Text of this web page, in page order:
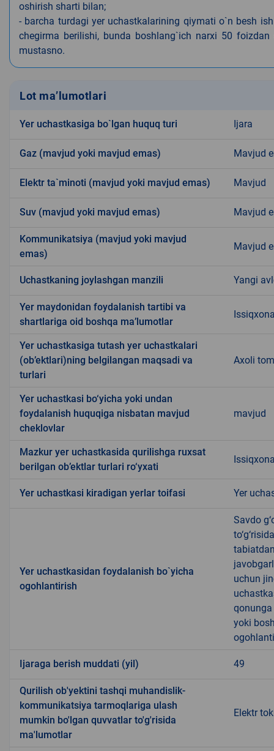
oshirish sharti bilan;
- barcha turdagi yer uchastkalarining qiymati o`n besh
chegirma berilishi, bunda boshlang`ich narxi 50
mustasno.
Lot ma’lumotlari
Yer uchastkasiga bo`lgan huquq turi Ijara
Gaz (mavjud yoki mavjud emas) Mavjud
Elektr ta`minoti (mavjud yoki mavjud emas) Mavjud
Suv (mavjud yoki mavjud emas) Mavjud
Kommunikatsiya (mavjud yoki mavjud
emas)
Mavjud
Uchastkaning joylashgan manzili Yangi
Yer maydonidan foydalanish tartibi va
shartlariga oid boshqa ma’lumotlar
Yer uchastkasiga tutash yer uchastkalari
(ob’ektlari)ning belgilangan maqsadi va
turlari
Axoli
Yer uchastkasi bo‘yicha yoki undan
foydalanish huquqiga nisbatan mavjud
cheklovlar
mavjud
Mazkur yer uchastkasida qurilishga ruxsat
berilgan ob’ektlar turlari ro‘yxati
Yer uchastkasi kiradigan yerlar toifasi Yer
Yer uchastkasidan foydalanish bo`yicha
ogohlantirish
Savdo
uchun
yoki
Ijaraga berish muddati (yil) 49
Qurilish ob'yektini tashqi muhandislik-
kommunikatsiya tarmoqlariga ulash
mumkin bo'lgan quvvatlar to'g'risida
ma'lumotlar
Elektr